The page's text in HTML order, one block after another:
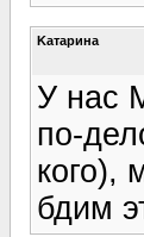
Kатарина
У нас
по-
кого),
бдим